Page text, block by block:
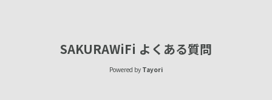
SAKURAWiFi よくある質問
Powered by Tayori